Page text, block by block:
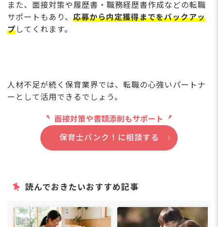
また、面接対策や履歴書・職務経歴書作成などの転職
サポートもあり、 応募から内定獲得までをバックアッ
プしてくれます。
人材不足が続く保育業界では、転職の心強いパートナ
ーとして活用できるでしょう。
面接対策や書類添削もサポート
保育士バンク！に相談する
読んでおきたいおすすめ記事